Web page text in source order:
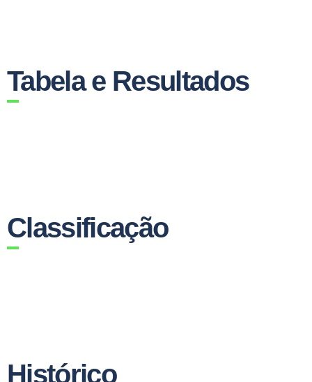
Tabela e Resultados
Classificação
Histórico